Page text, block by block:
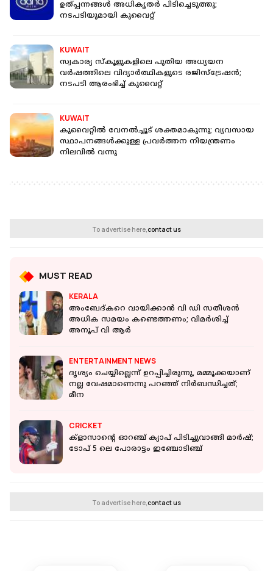
ഉത്പ്പന്നങ്ങള്‍ അധികൃതര്‍ പിടിച്ചെടുത്തു;
നടപടിയുമായി കുവൈറ്റ്
KUWAIT
സ്വകാര്യ സ്‌കൂളുകളിലെ പുതിയ അധ്യയന
വര്‍ഷത്തിലെ വിദ്യാര്‍ത്ഥികളുടെ രജിസ്‌ട്രേഷന്‍;
നടപടി ആരംഭിച്ച് കുവൈറ്റ്
KUWAIT
കുവൈറ്റിൽ വേനൽച്ചൂട് ശക്തമാകുന്നു; വ്യവസായ
സ്ഥാപനങ്ങള്‍ക്കുള്ള പ്രവര്‍ത്തന നിയന്ത്രണം
നിലവിൽ വന്നു
To advertise here,contact us
MUST READ
KERALA
അംബേദ്കറെ വായിക്കാന്‍ വി ഡി സതീശന്‍
അധിക സമയം കണ്ടെത്തണം; വിമര്‍ശിച്ച്
അനൂപ് വി ആര്‍
ENTERTAINMENT NEWS
ദൃശ്യം ചെയ്യില്ലെന്ന് ഉറപ്പിച്ചിരുന്നു, മമ്മൂക്കയാണ്
നല്ല വേഷമാണെന്നു പറഞ്ഞ് നിർബന്ധിച്ചത്;
മീന
CRICKET
ക്ളാസാന്റെ ഓറഞ്ച് ക്യാപ് പിടിച്ചുവാങ്ങി മാർഷ്;
ടോപ് 5 ലെ പോരാട്ടം ഇഞ്ചോടിഞ്ച്
To advertise here,contact us